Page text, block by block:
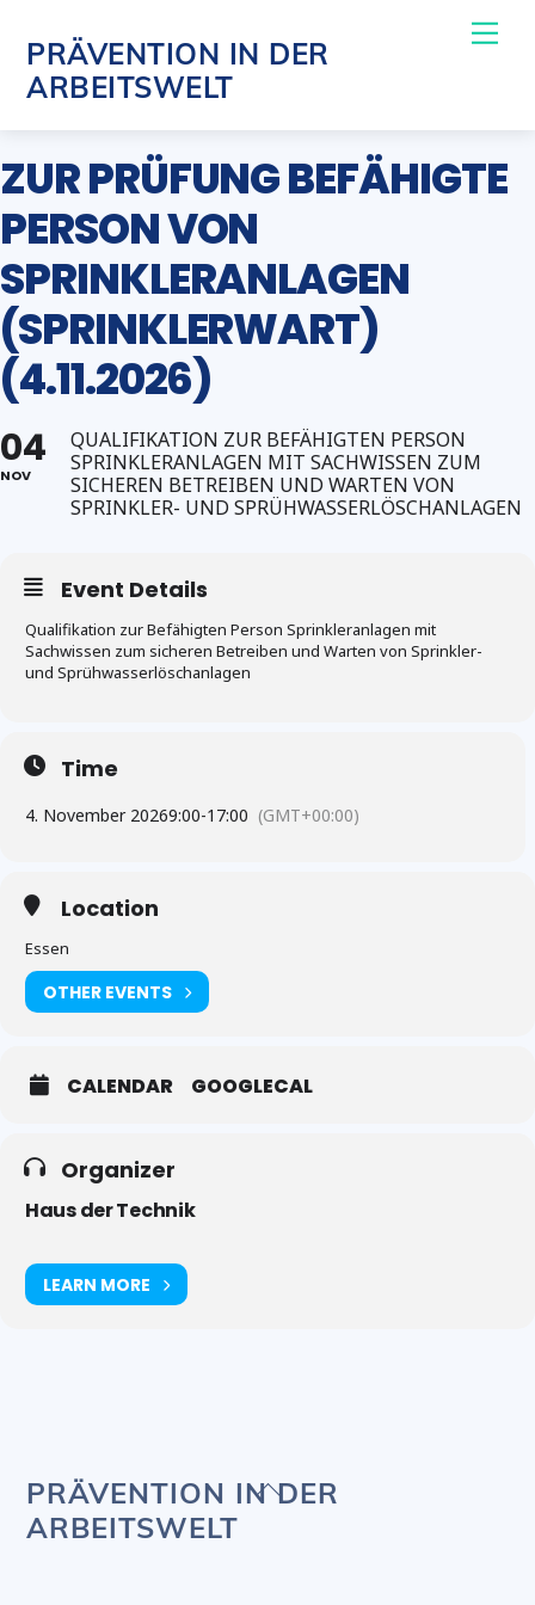
content
PRÄVENTION IN DER
ARBEITSWELT
ZUR PRÜFUNG BEFÄHIGTE
PERSON VON
SPRINKLERANLAGEN
(SPRINKLERWART)
(4.11.2026)
04
NOV
QUALIFIKATION ZUR BEFÄHIGTEN PERSON
SPRINKLERANLAGEN MIT SACHWISSEN ZUM
SICHEREN BETREIBEN UND WARTEN VON
SPRINKLER- UND SPRÜHWASSERLÖSCHANLAGEN
Event Details
Qualifikation zur Befähigten Person Sprinkleranlagen mit
Sachwissen zum sicheren Betreiben und Warten von Sprinkler-
und Sprühwasserlöschanlagen
Time
4. November 20269:00-17:00 (GMT+00:00)
Location
Essen
OTHER EVENTS
CALENDAR GOOGLECAL
Organizer
Haus der Technik
LEARN MORE
Back
PRÄVENTION IN DER
ARBEITSWELT